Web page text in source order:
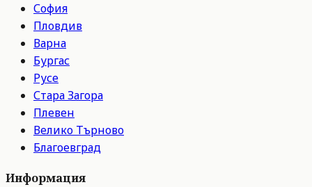
София
Пловдив
Варна
Бургас
Русе
Стара Загора
Плевен
Велико Търново
Благоевград
Информация